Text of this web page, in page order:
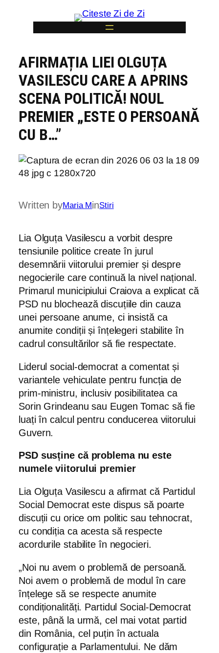
content
AFIRMAȚIA LIEI OLGUȚA
VASILESCU CARE A APRINS
SCENA POLITICĂ! NOUL
PREMIER „ESTE O PERSOANĂ
CU B…”
Written byMaria MinStiri
Lia Olguța Vasilescu a vorbit despre
tensiunile politice create în jurul
desemnării viitorului premier și despre
negocierile care continuă la nivel național.
Primarul municipiului Craiova a explicat că
PSD nu blochează discuțiile din cauza
unei persoane anume, ci insistă ca
anumite condiții și înțelegeri stabilite în
cadrul consultărilor să fie respectate.
Liderul social-democrat a comentat și
variantele vehiculate pentru funcția de
prim-ministru, inclusiv posibilitatea ca
Sorin Grindeanu sau Eugen Tomac să fie
luați în calcul pentru conducerea viitorului
Guvern.
PSD susține că problema nu este
numele viitorului premier
Lia Olguța Vasilescu a afirmat că Partidul
Social Democrat este dispus să poarte
discuții cu orice om politic sau tehnocrat,
cu condiția ca acesta să respecte
acordurile stabilite în negocieri.
„Noi nu avem o problemă de persoană.
Noi avem o problemă de modul în care
înțelege să se respecte anumite
condiționalități. Partidul Social-Democrat
este, până la urmă, cel mai votat partid
din România, cel puțin în actuala
configurație a Parlamentului. Ne dăm
6